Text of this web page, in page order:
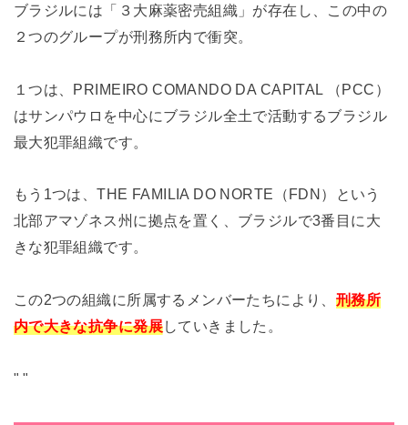
ブラジルには「３大麻薬密売組織」が存在し、この中の
２つのグループが刑務所内で衝突。
１つは、PRIMEIRO COMANDO DA CAPITAL （PCC）
はサンパウロを中心にブラジル全土で活動するブラジル
最大犯罪組織です。
もう1つは、THE FAMILIA DO NORTE（FDN）という
北部アマゾネス州に拠点を置く、ブラジルで3番目に大
きな犯罪組織です。
この2つの組織に所属するメンバーたちにより、 刑務所
内で大きな抗争に発展していきました。
" "